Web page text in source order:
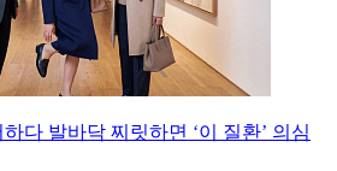
다 발바닥 찌릿하면 ‘이 질환’ 의심